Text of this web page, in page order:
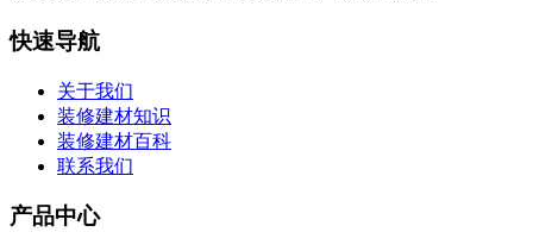
快速导航
关于我们
装修建材知识
装修建材百科
联系我们
产品中心